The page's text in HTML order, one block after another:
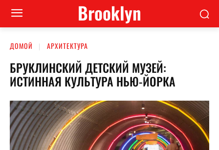
Brooklyn
ДОМОЙ АРХИТЕКТУРА
БРУКЛИНСКИЙ ДЕТСКИЙ МУЗЕЙ:
ИСТИННАЯ КУЛЬТУРА НЬЮ-ЙОРКА